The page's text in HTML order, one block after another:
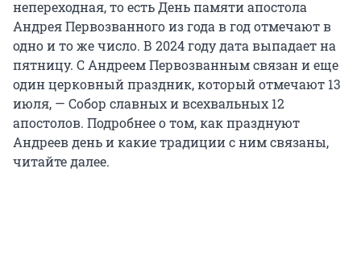
непереходная, то есть День памяти апостола
Андрея Первозванного из года в год отмечают в
одно и то же число. В 2024 году дата выпадает на
пятницу. С Андреем Первозванным связан и еще
один церковный праздник, который отмечают 13
июля, — Собор славных и всехвальных 12
апостолов. Подробнее о том, как празднуют
Андреев день и какие традиции с ним связаны,
читайте далее.